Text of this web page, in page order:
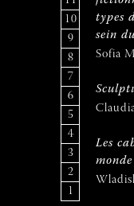
10
9
8
7
6
5
4
3
2
1
types
sein
Sofia
Les
monde